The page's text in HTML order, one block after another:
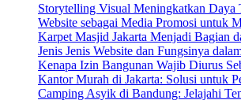
Storytelling Visual Meningkatkan Daya
Website sebagai Media Promosi untuk
Karpet Masjid Jakarta Menjadi Bagian
Jenis Jenis Website dan Fungsinya
Kenapa Izin Bangunan Wajib Diurus
Kantor Murah di Jakarta: Solusi untuk
Camping Asyik di Bandung: Jelajahi